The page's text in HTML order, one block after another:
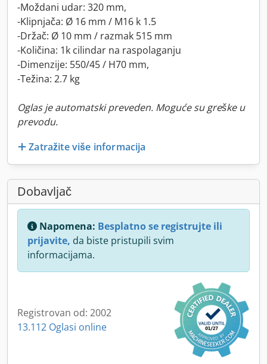
-Moždani udar: 320 mm,
-Klipnjača: Ø 16 mm / M16 k 1.5
-Držač: Ø 10 mm / razmak 515 mm
-Količina: 1k cilindar na raspolaganju
-Dimenzije: 550/45 / H70 mm,
-Težina: 2.7 kg
Oglas je automatski preveden. Moguće su greške u
prevodu.
Zatražite više informacija
Dobavljač
Napomena: Besplatno se registrujte ili
prijavite, da biste pristupili svim
informacijama.
Registrovan od: 2002
13.112 Oglasi online